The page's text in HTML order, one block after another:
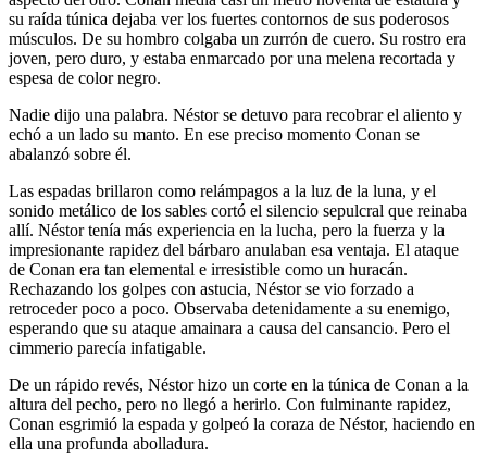
su raída túnica dejaba ver los fuertes contornos de sus poderosos
músculos. De su hombro colgaba un zurrón de cuero. Su rostro era
joven, pero duro, y estaba enmarcado por una melena recortada y
espesa de color negro.
Nadie dijo una palabra. Néstor se detuvo para recobrar el aliento y
echó a un lado su manto. En ese preciso momento Conan se
abalanzó sobre él.
Las espadas brillaron como relámpagos a la luz de la luna, y el
sonido metálico de los sables cortó el silencio sepulcral que reinaba
allí. Néstor tenía más experiencia en la lucha, pero la fuerza y la
impresionante rapidez del bárbaro anulaban esa ventaja. El ataque
de Conan era tan elemental e irresistible como un huracán.
Rechazando los golpes con astucia, Néstor se vio forzado a
retroceder poco a poco. Observaba detenidamente a su enemigo,
esperando que su ataque amainara a causa del cansancio. Pero el
cimmerio parecía infatigable.
De un rápido revés, Néstor hizo un corte en la túnica de Conan a la
altura del pecho, pero no llegó a herirlo. Con fulminante rapidez,
Conan esgrimió la espada y golpeó la coraza de Néstor, haciendo en
ella una profunda abolladura.